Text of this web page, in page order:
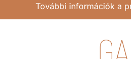
További információk a